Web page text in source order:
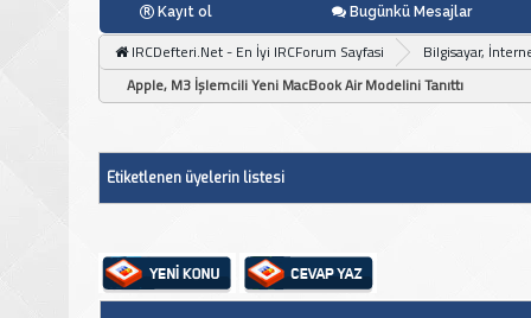
Kayıt ol Bugünkü Mesajlar
IRCDefteri.Net - En İyi IRCForum Sayfasi
Bilgisayar,
Apple, M3 İşlemcili Yeni MacBook Air Modelini Tanıttı
Etiketlenen üyelerin listesi